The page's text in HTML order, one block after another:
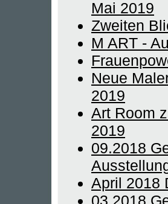
Mai 2019
Zweiten
M ART -
Neue
2019
Art Room
2019
09.2018
April 2018
03.2018